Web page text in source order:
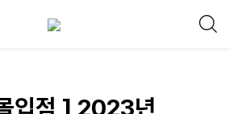
입점 ] 2023년